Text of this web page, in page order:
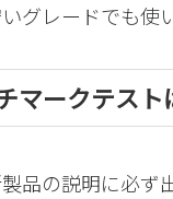
グレードでも使
マークテス
品の説明に必ず